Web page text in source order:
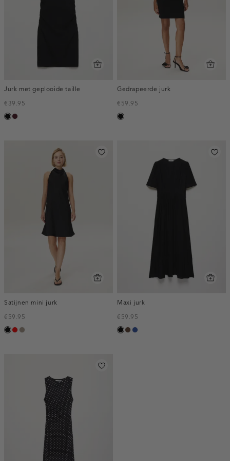
Jurk met geplooide taille
€39.95
zwartpruim,
Gedrapeerde jurk
€59.95
zwart
Satijnen mini jurk
€59.95
zwart
roodtaupe,
Maxi jurk
€59.95
zwart
donkerbruin
kobaltblauw